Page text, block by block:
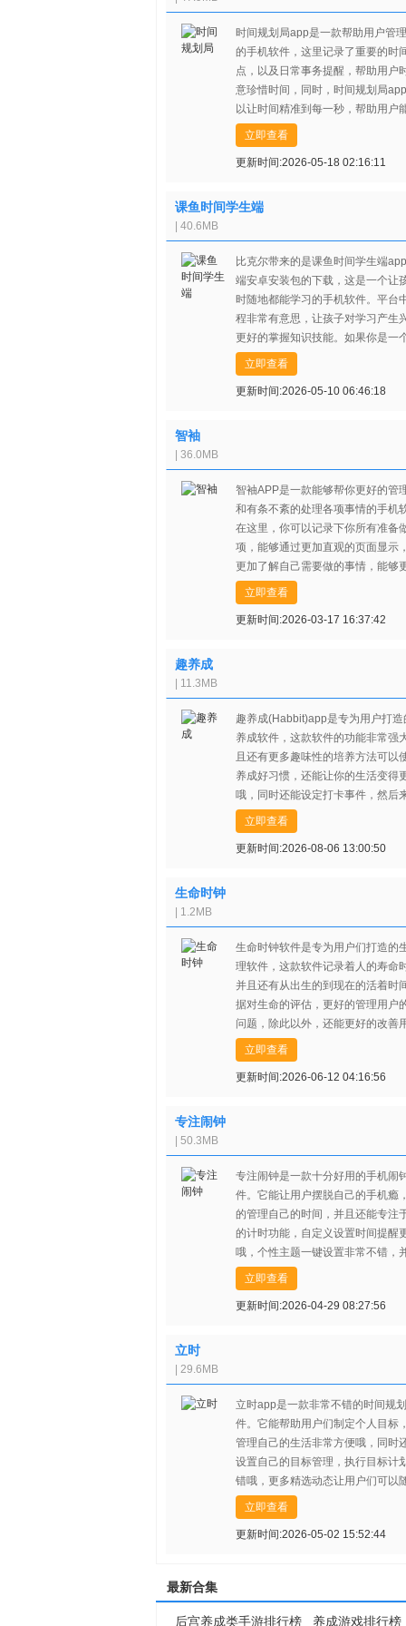
时间规划局app是一款帮助用户管
的手机软件，这里记录了重要的时
点，以及日常事务提醒，帮助用户
意珍惜时间，同时，时间规划局
以让时间精准到每一秒，帮助用户
加清晰看到精确地时间值，增强用
间观念。
立即查看
更新时间:2026-05-18 02:16:11
课鱼时间学生端
| 40.6MB
比克尔带来的是课鱼时间学生端
端安卓安装包的下载，这是一个让
时随地都能学习的手机软件。平台
程非常有意思，让孩子对学习产生
更好的掌握知识技能。如果你是一
生，不妨来试试课鱼时间学生端
立即查看
更新时间:2026-05-10 06:46:18
智袖
| 36.0MB
智袖APP是一款能够帮你更好的管
和有条不紊的处理各项事情的手机
在这里，你可以记录下你所有准备
项，能够通过更加直观的页面显示
更加了解自己需要做的事情，能够
快的完成事情，有需要小伙伴欢迎
验！
立即查看
更新时间:2026-03-17 16:37:42
趣养成
| 11.3MB
趣养成(Habbit)app是专为用户打造
养成软件，这款软件的功能非常强
且还有更多趣味性的培养方法可以
养成好习惯，还能让你的生活变得
哦，同时还能设定打卡事件，然后
完成哦，有兴趣的用户们赶紧来试
立即查看
更新时间:2026-08-06 13:00:50
生命时钟
| 1.2MB
生命时钟软件是专为用户们打造的
理软件，这款软件记录着人的寿命
并且还有从出生的到现在的活着时
据对生命的评估，更好的管理用户
问题，除此以外，还能更好的改善
生活习惯哦，给用户们带来了更不
活建议，有兴趣的用户们赶紧来下
吧！
立即查看
更新时间:2026-06-12 04:16:56
专注闹钟
| 50.3MB
专注闹钟是一款十分好用的手机闹
件。它能让用户摆脱自己的手机瘾
的管理自己的时间，并且还能专注
的计时功能，自定义设置时间提醒
哦，个性主题一键设置非常不错，
有更好的提醒功能为你提供哦，有
话赶紧来下载试试吧！
立即查看
更新时间:2026-04-29 08:27:56
立时
| 29.6MB
立时app是一款非常不错的时间规
件。它能帮助用户们制定个人目标
管理自己的生活非常方便哦，同时
设置自己的目标管理，执行目标计
错哦，更多精选动态让用户们可以
看，让用户们也能变得更加自律，
的话赶紧来下载看看吧！
立即查看
更新时间:2026-05-02 15:52:44
最新合集
后宫养成类手游排行榜 养成游戏排行榜